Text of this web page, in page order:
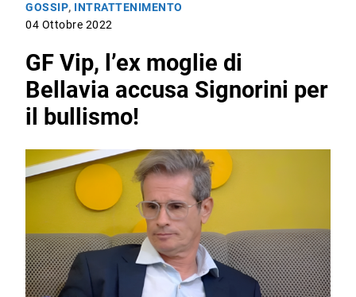
GOSSIP, INTRATTENIMENTO
04 Ottobre 2022
GF Vip, l’ex moglie di
Bellavia accusa Signorini per
il bullismo!